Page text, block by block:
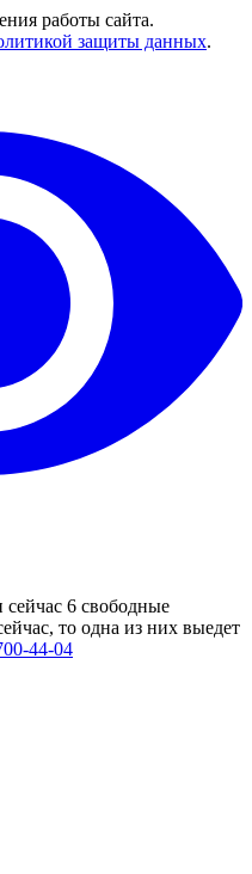
работы сайта.
защиты данных.
сейчас 6 свободные
то одна из них выедет
44-04